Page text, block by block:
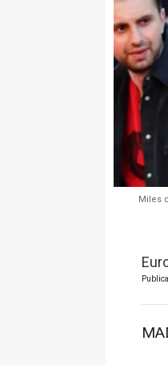
Miles